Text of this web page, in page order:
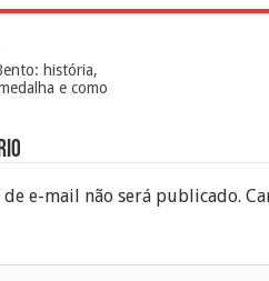
história,
e como
de e-mail não será publicado.